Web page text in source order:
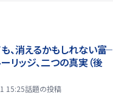
、消えるかもしれない――富
リッジ、二つの真実（後
15:25話題の投稿